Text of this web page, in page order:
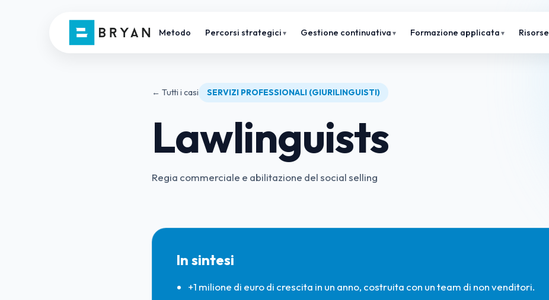
Metodo Percorsi strategici Gestione continuativa Formazione applicata Risorse
← Tutti i casi SERVIZI PROFESSIONALI (GIURILINGUISTI)
Lawlinguists
Regia commerciale e abilitazione del social selling
In sintesi
+1 milione di euro di crescita in un anno, costruita con un team di non venditori.